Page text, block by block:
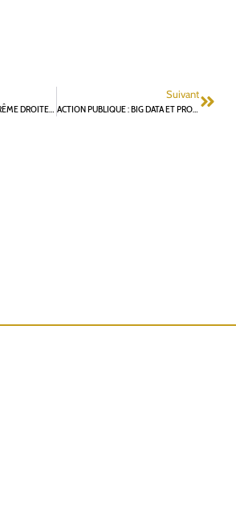
FAIRE BARRAGE À L’EXTRÊME DROITE EN VOTANT POUR E. MACRON
Suivant
ACTION PUBLIQUE : BIG DATA ET PROXIMITÉ DU TERRAIN